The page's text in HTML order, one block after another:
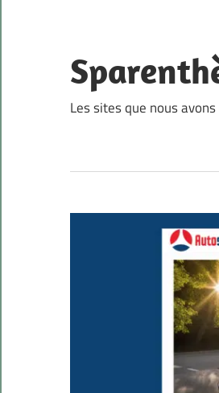
content
Les sites que nous